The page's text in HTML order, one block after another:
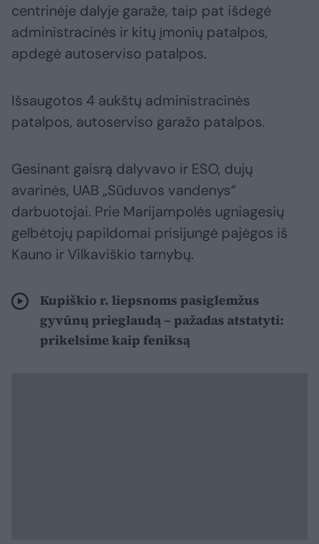
centrinėje dalyje garaže, taip pat išdegė
administracinės ir kitų įmonių patalpos,
apdegė autoserviso patalpos.
Išsaugotos 4 aukštų administracinės
patalpos, autoserviso garažo patalpos.
Gesinant gaisrą dalyvavo ir ESO, dujų
avarinės, UAB „Sūduvos vandenys“
darbuotojai. Prie Marijampolės ugniagesių
gelbėtojų papildomai prisijungė pajėgos iš
Kauno ir Vilkaviškio tarnybų.
Kupiškio r. liepsnoms pasiglemžus
gyvūnų prieglaudą – pažadas atstatyti:
prikelsime kaip feniksą